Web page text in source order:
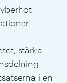
stärka
i en